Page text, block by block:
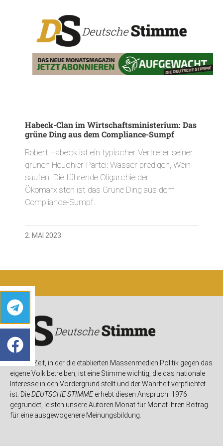
Habeck-Clan im Wirtschaftsministerium: Das
grüne Ding aus dem Compliance-Sumpf
Robert Habeck ist ein typischer Vertreter seiner
grünen Heuchler-Partei: Wasser predigen, Wein
saufen. Die führende Oligarchie der
Ökomarxisten ist das Grüne Ding aus dem
Compliance-Sumpf.
2. MAI 2023
In einer Zeit, in der die etablierten Massenmedien Politik gegen das
eigene Volk betreiben, ist eine Stimme wichtig, die das nationale
Interesse in den Vordergrund stellt und der Wahrheit verpflichtet
ist. DieDEUTSCHE STIMMEerhebt diesen Anspruch. 1976
gegründet, leisten unsere Autoren Monat für Monat ihren Beitrag
für eine ausgewogenere Meinungsbildung.